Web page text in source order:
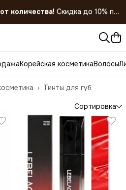
товары до 31.07.2026
Корейская косметикаВолосы
Тинты для губ
›
Сортировка